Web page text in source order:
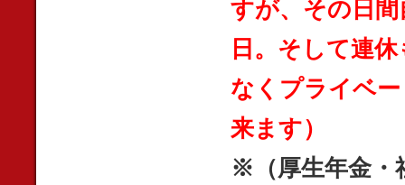
すが、その日
日。そして連
なくプライベ
来ます）
※（厚生年金・